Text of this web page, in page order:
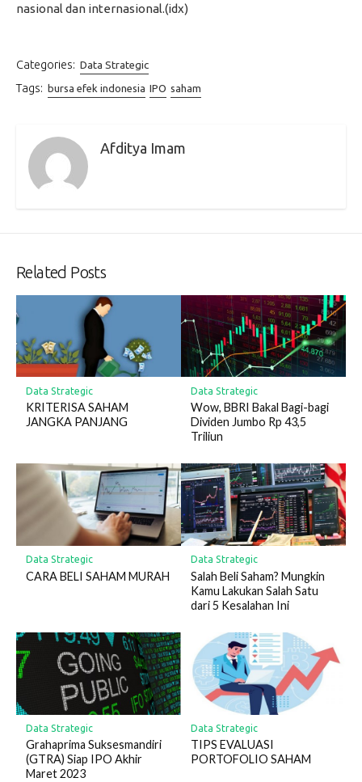
nasional dan internasional.(idx)
Categories: Data Strategic
Tags: bursa efek indonesia IPO saham
Afditya Imam
Related Posts
Data Strategic
KRITERISA SAHAM
JANGKA PANJANG
Data Strategic
Wow, BBRI Bakal Bagi-bagi
Dividen Jumbo Rp 43,5
Triliun
Data Strategic
CARA BELI SAHAM MURAH
Data Strategic
Salah Beli Saham? Mungkin
Kamu Lakukan Salah Satu
dari 5 Kesalahan Ini
Data Strategic
Grahaprima Suksesmandiri
(GTRA) Siap IPO Akhir
Maret 2023
Data Strategic
TIPS EVALUASI
PORTOFOLIO SAHAM